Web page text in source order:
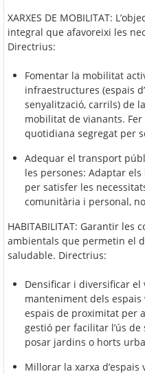
XARXES DE MOBILITAT:
integral que afavoreixi les
Directrius:
Fomentar la mobilitat
infraestructures (espais
senyalització, carrils) de
mobilitat de vianants.
quotidiana segregat per
Adequar el transport
les persones: Adaptar
per satisfer les
comunitària i personal,
HABITABILITAT: Garantir les
ambientals que permetin el
saludable. Directrius:
Densificar i diversificar
manteniment dels
espais de proximitat per
gestió per facilitar l’ús
posar jardins o horts
Millorar la xarxa